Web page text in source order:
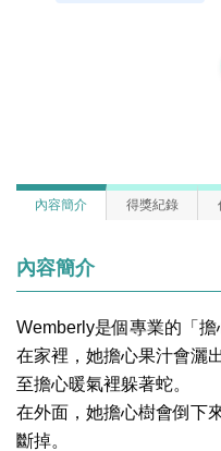
內容簡介 得獎紀錄
內容簡介
Wemberly是個專業的「擔
在家裡，她擔心果汁會灑
至擔心暖氣裡躲著蛇。
在外面，她擔心樹會倒下
斷掉。